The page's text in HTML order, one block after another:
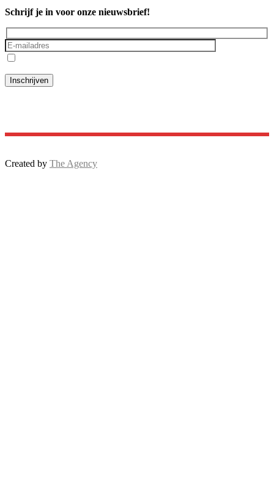
Schrijf je in voor onze nieuwsbrief!
Created by The Agency